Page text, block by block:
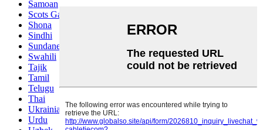
Samoan
Scots Gaelic
Shona
Sindhi
Sundanese
Swahili
Tajik
Tamil
Telugu
Thai
Ukrainian
Urdu